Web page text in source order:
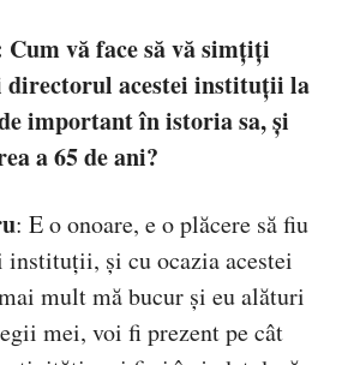
Cum vă face să vă simțiți
directorul acestei instituții la
important în istoria sa, și
a 65 de ani?
: E o onoare, e o plăcere să fiu
instituții, și cu ocazia acestei
mult mă bucur și eu alături
mei, voi fi prezent pe cât